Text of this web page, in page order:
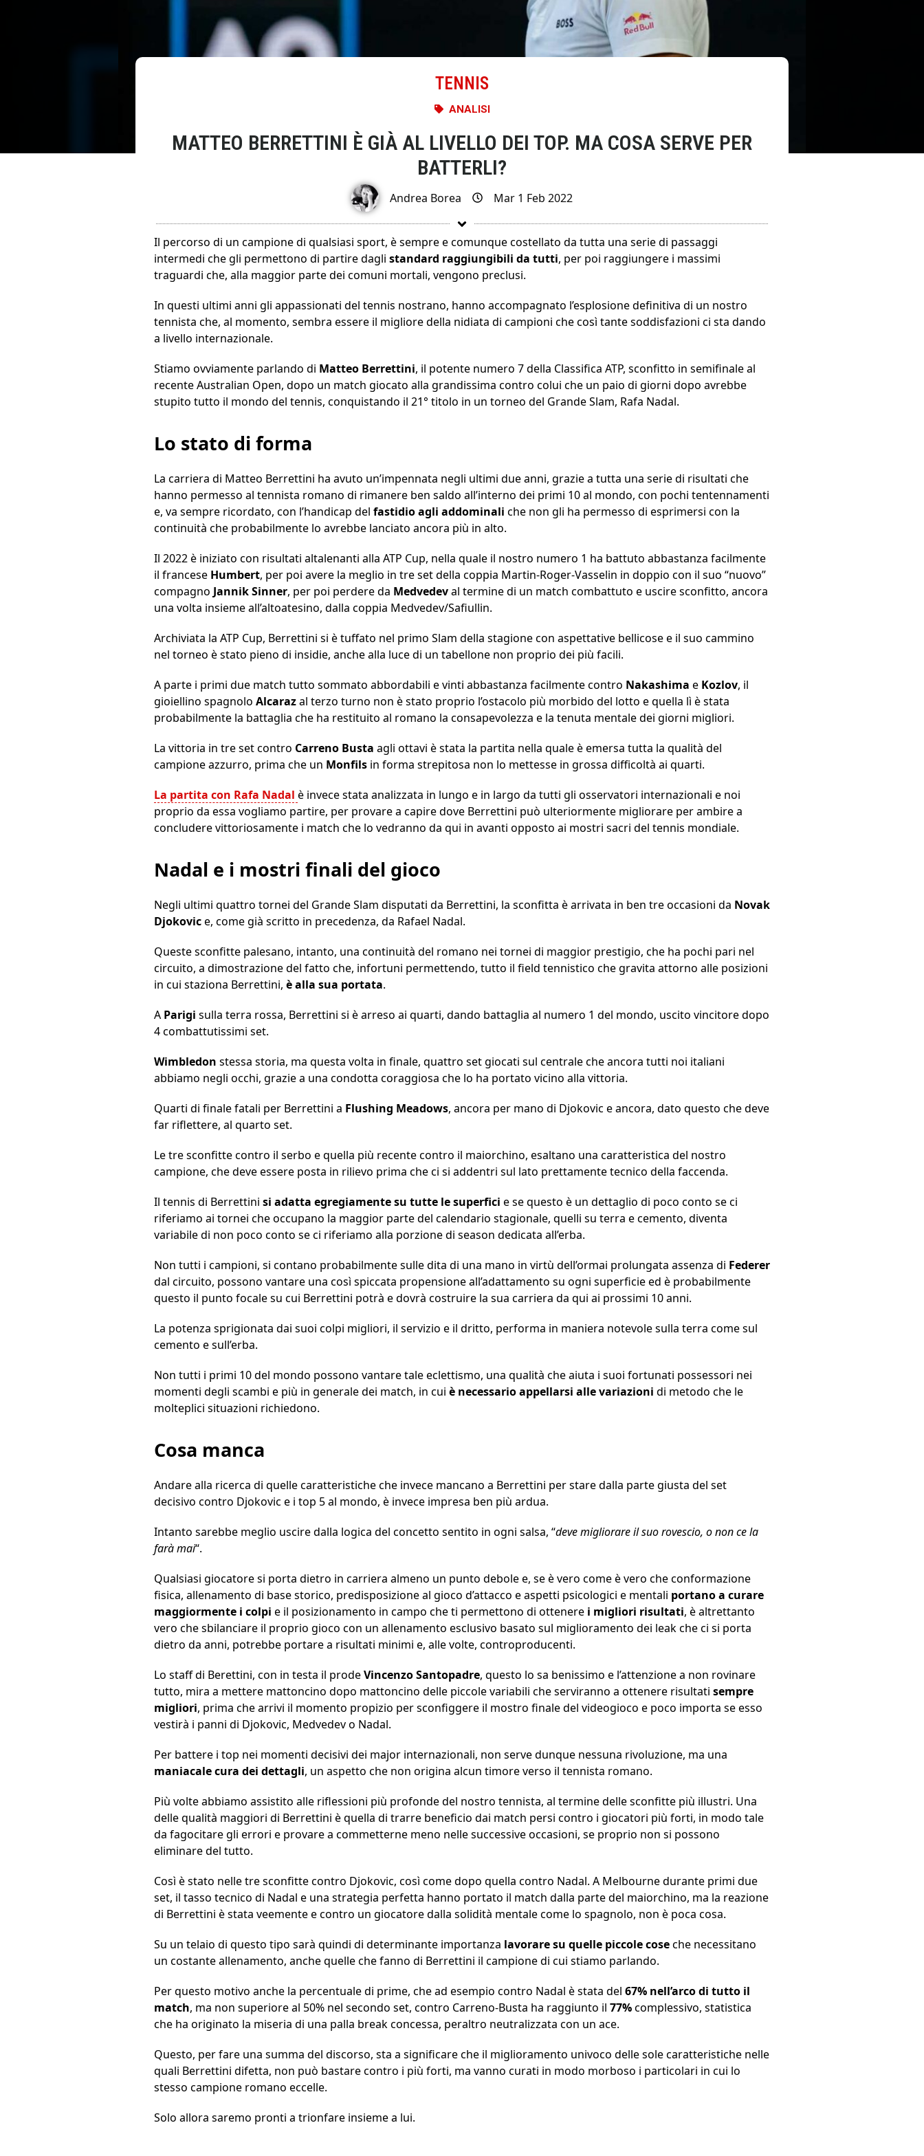
TENNIS
ANALISI
MATTEO BERRETTINI È GIÀ AL LIVELLO DEI TOP. MA COSA SERVE PER
BATTERLI?
Andrea Borea Mar 1 Feb 2022
Il percorso di un campione di qualsiasi sport, è sempre e comunque costellato da tutta una serie di passaggi
intermedi che gli permettono di partire dagli standard raggiungibili da tutti, per poi raggiungere i massimi
traguardi che, alla maggior parte dei comuni mortali, vengono preclusi.
In questi ultimi anni gli appassionati del tennis nostrano, hanno accompagnato l’esplosione definitiva di un nostro
tennista che, al momento, sembra essere il migliore della nidiata di campioni che così tante soddisfazioni ci sta dando
a livello internazionale.
Stiamo ovviamente parlando di Matteo Berrettini, il potente numero 7 della Classifica ATP, sconfitto in semifinale al
recente Australian Open, dopo un match giocato alla grandissima contro colui che un paio di giorni dopo avrebbe
stupito tutto il mondo del tennis, conquistando il 21° titolo in un torneo del Grande Slam, Rafa Nadal.
Lo stato di forma
La carriera di Matteo Berrettini ha avuto un’impennata negli ultimi due anni, grazie a tutta una serie di risultati che
hanno permesso al tennista romano di rimanere ben saldo all’interno dei primi 10 al mondo, con pochi tentennamenti
e, va sempre ricordato, con l’handicap del fastidioagli addominali che non gli ha permesso di esprimersi con la
continuità che probabilmente lo avrebbe lanciato ancora più in alto.
Il 2022 è iniziato con risultati altalenanti alla ATP Cup, nella quale il nostro numero 1 ha battuto abbastanza facilmente
il francese Humbert, per poi avere la meglio in tre set della coppia Martin-Roger-Vasselin in doppio con il suo “nuovo”
compagno JannikSinner, per poi perdere da Medvedeval termine di un match combattuto e uscire sconfitto, ancora
una volta insieme all’altoatesino, dalla coppia Medvedev/Safiullin.
Archiviata la ATP Cup, Berrettini si è tuffato nel primo Slam della stagione con aspettative bellicose e il suo cammino
nel torneo è stato pieno di insidie, anche alla luce di un tabellone non proprio dei più facili.
A parte i primi due match tutto sommato abbordabili e vinti abbastanza facilmente contro Nakashima e Kozlov, il
gioiellino spagnolo Alcarazal terzo turno non è stato proprio l’ostacolo più morbido del lotto e quella lì è stata
probabilmente la battaglia che ha restituito al romano la consapevolezza e la tenuta mentale dei giorni migliori.
La vittoria in tre set contro Carreno Busta agli ottavi è stata la partita nella quale è emersa tutta la qualità del
campione azzurro, prima che un Monfils in forma strepitosa non lo mettesse in grossa difficoltà ai quarti.
La partita con Rafa Nadal è invece stata analizzata in lungo e in largo da tutti gli osservatori internazionali e noi
proprio da essa vogliamo partire, per provare a capire dove Berrettini può ulteriormente migliorare per ambire a
concludere vittoriosamente i match che lo vedranno da qui in avanti opposto ai mostri sacri del tennis mondiale.
Nadal e i mostri finali del gioco
Negli ultimi quattro tornei del Grande Slam disputati da Berrettini, la sconfitta è arrivata in ben tre occasioni da Novak
Djokovice, come già scritto in precedenza, da Rafael Nadal.
Queste sconfitte palesano, intanto, una continuità del romano nei tornei di maggior prestigio, che ha pochi pari nel
circuito, a dimostrazione del fatto che, infortuni permettendo, tutto il field tennistico che gravita attorno alle posizioni
in cui staziona Berrettini, è alla sua portata.
A Parigi sulla terra rossa, Berrettini si è arreso ai quarti, dando battaglia al numero 1 del mondo, uscito vincitore dopo
4 combattutissimi set.
Wimbledon stessa storia, ma questa volta in finale, quattro set giocati sul centrale che ancora tutti noi italiani
abbiamo negli occhi, grazie a una condotta coraggiosa che lo ha portato vicino alla vittoria.
Quarti di finale fatali per Berrettini a Flushing Meadows, ancora per mano di Djokovic e ancora, dato questo che deve
far riflettere, al quarto set.
Le tre sconfitte contro il serbo e quella più recente contro il maiorchino, esaltano una caratteristica del nostro
campione, che deve essere posta in rilievo prima che ci si addentri sul lato prettamente tecnico della faccenda.
Il tennis di Berrettini si adatta egregiamente su tutte le superfici e se questo è un dettaglio di poco conto se ci
riferiamo ai tornei che occupano la maggior parte del calendario stagionale, quelli su terra e cemento, diventa
variabile di non poco conto se ci riferiamo alla porzione di season dedicata all’erba.
Non tutti i campioni, si contano probabilmente sulle dita di una mano in virtù dell’ormai prolungata assenza di Federer
dal circuito, possono vantare una così spiccata propensione all’adattamento su ogni superficie ed è probabilmente
questo il punto focale su cui Berrettini potrà e dovrà costruire la sua carriera da qui ai prossimi 10 anni.
La potenza sprigionata dai suoi colpi migliori, il servizio e il dritto, performa in maniera notevole sulla terra come sul
cemento e sull’erba.
Non tutti i primi 10 del mondo possono vantare tale eclettismo, una qualità che aiuta i suoi fortunati possessori nei
momenti degli scambi e più in generale dei match, in cui è necessario appellarsi alle variazioni di metodo che le
molteplici situazioni richiedono.
Cosa manca
Andare alla ricerca di quelle caratteristiche che invece mancano a Berrettini per stare dalla parte giusta del set
decisivo contro Djokovic e i top 5 al mondo, è invece impresa ben più ardua.
Intanto sarebbe meglio uscire dalla logica del concetto sentito in ogni salsa, “deve migliorare il suo rovescio, o non ce la
farà mai“.
Qualsiasi giocatore si porta dietro in carriera almeno un punto debole e, se è vero come è vero che conformazione
fisica, allenamento di base storico, predisposizione al gioco d’attacco e aspetti psicologici e mentali portano a curare
maggiormente i colpi e il posizionamento in campo che ti permettono di ottenere i migliori risultati, è altrettanto
vero che sbilanciare il proprio gioco con un allenamento esclusivo basato sul miglioramento dei leak che ci si porta
dietro da anni, potrebbe portare a risultati minimi e, alle volte, controproducenti.
Lo staff di Berettini, con in testa il prodeVincenzoSantopadre, questo lo sa benissimo e l’attenzione a non rovinare
tutto, mira a mettere mattoncino dopo mattoncino delle piccole variabili che serviranno a ottenere risultati sempre
migliori, prima che arrivi il momento propizio per sconfiggere il mostro finale del videogioco e poco importa se esso
vestirà i panni di Djokovic, Medvedev o Nadal.
Per battere i top nei momenti decisivi dei major internazionali, non serve dunque nessuna rivoluzione, ma una
maniacale cura dei dettagli, un aspetto che non origina alcun timore verso il tennista romano.
Più volte abbiamo assistito alle riflessioni più profonde del nostro tennista, al termine delle sconfitte più illustri. Una
delle qualità maggiori di Berrettini è quella di trarre beneficio dai match persi contro i giocatori più forti, in modo tale
da fagocitare gli errori e provare a commetterne meno nelle successive occasioni, se proprio non si possono
eliminare del tutto.
Così è stato nelle tre sconfitte contro Djokovic, così come dopo quella contro Nadal. A Melbourne durante primi due
set, il tasso tecnico di Nadal e una strategia perfetta hanno portato il match dalla parte del maiorchino, ma la reazione
di Berrettini è stata veemente e contro un giocatore dalla solidità mentale come lo spagnolo, non è poca cosa.
Su un telaio di questo tipo sarà quindi di determinante importanza lavorare su quelle piccole coseche necessitano
un costante allenamento, anche quelle che fanno di Berrettini il campione di cui stiamo parlando.
Per questo motivo anche la percentuale di prime, che ad esempio contro Nadal è stata del 67% nell’arco di tutto il
match, ma non superiore al 50% nel secondo set, contro Carreno-Busta ha raggiunto il 77%complessivo, statistica
che ha originato la miseria di una palla break concessa, peraltro neutralizzata con un ace.
Questo, per fare una summa del discorso, sta a significare che il miglioramento univoco delle sole caratteristiche nelle
quali Berrettini difetta, non può bastare contro i più forti, ma vanno curati in modo morboso i particolari in cui lo
stesso campione romano eccelle.
Solo allora saremo pronti a trionfare insieme a lui.